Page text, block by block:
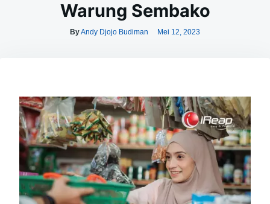
Warung Sembako
ByAndy Djojo Budiman Mei 12, 2023